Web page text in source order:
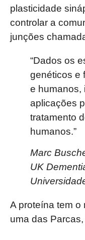
plasticidade
controlar a
junções
“Dados os
genéticos e
e humanos,
aplicações
tratamento
humanos.”
Marc
UK
A proteína tem o
uma das